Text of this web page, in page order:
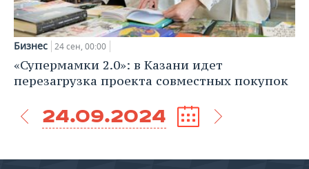
Бизнес 24 сен, 00:00
«Супермамки 2.0»: в Казани идет
перезагрузка проекта совместных покупок
24.09.2024